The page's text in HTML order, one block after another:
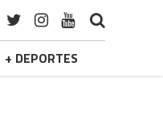
+ DEPORTES